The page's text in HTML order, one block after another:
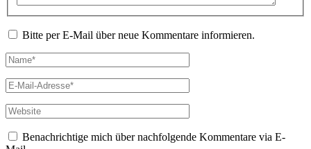
Bitte per E-Mail über neue Kommentare informieren.
Name*
E-
Mail-
Adresse*
Website
Benachrichtige mich über nachfolgende Kommentare via E-